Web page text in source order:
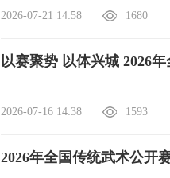
2026-07-21 14:58 1680
以赛聚势 以体兴城 2026
2026-07-16 14:38 1593
2026年全国传统武术公开